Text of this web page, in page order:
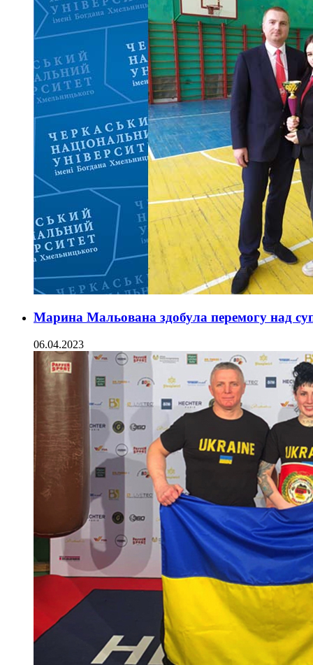
Марина Мальована здобула перемогу над
06.04.2023